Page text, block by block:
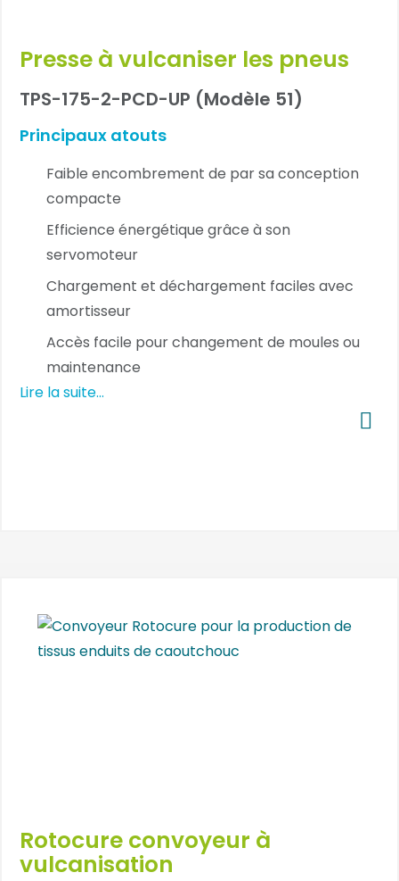
Presse à vulcaniser les pneus
TPS-175-2-PCD-UP (Modèle 51)
Principaux atouts
Faible encombrement de par sa conception
compacte
Efficience énergétique grâce à son
servomoteur
Chargement et déchargement faciles avec
amortisseur
Accès facile pour changement de moules ou
maintenance
Lire la suite...
Rotocure convoyeur à
vulcanisation